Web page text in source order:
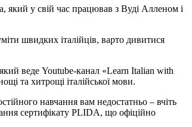
який у свій час працював з Вуді Алленом і
швидких італійців, варто дивитися
веде Youtube-канал «Learn Italian with
та хитрощі італійської мови.
навчання вам недостатньо – вчіть
сертифікату PLIDA, що офіційно